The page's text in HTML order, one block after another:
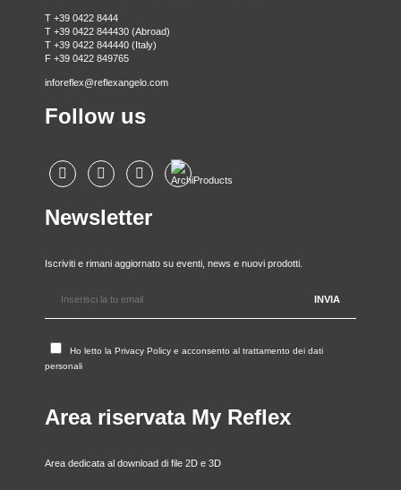
T +39 0422 8444
T +39 0422 844430 (Abroad)
T +39 0422 844440 (Italy)
F +39 0422 849765
inforeflex@reflexangelo.com
Follow us
Newsletter
Iscriviti e rimani aggiornato su eventi, news e nuovi prodotti.
Ho letto la Privacy Policy e acconsento al trattamento dei dati
personali
Area riservata My Reflex
Area dedicata al download di file 2D e 3D